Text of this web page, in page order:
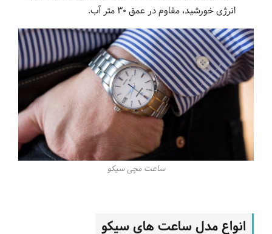
انرژی خورشید، مقاوم در عمق 30 متر آب.
ساعت مچی سیکو
انواع مدل ساعت های سیکو